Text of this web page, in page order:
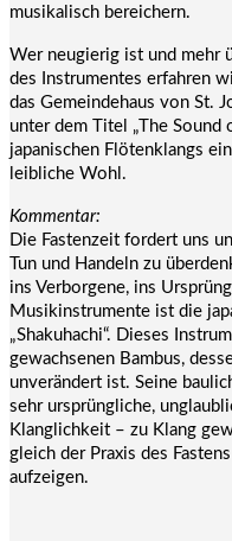
musikalisch bereichern.
Wer neugierig ist und mehr
des Instrumentes erfahren
das Gemeindehaus von St.
unter dem Titel „The Sound
japanischen Flötenklangs
leibliche Wohl.
Kommentar:
Die Fastenzeit fordert uns
Tun und Handeln zu
ins Verborgene, ins
Musikinstrumente ist die
„Shakuhachi“. Dieses
gewachsenen Bambus,
unverändert ist. Seine
sehr ursprüngliche,
Klanglichkeit – zu Klang
gleich der Praxis des
aufzeigen.